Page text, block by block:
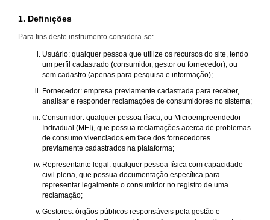
1. Definições
Para fins deste instrumento considera-se:
Usuário: qualquer pessoa que utilize os recursos do site, tendo
um perfil cadastrado (consumidor, gestor ou fornecedor), ou
sem cadastro (apenas para pesquisa e informação);
Fornecedor: empresa previamente cadastrada para receber,
analisar e responder reclamações de consumidores no sistema;
Consumidor: qualquer pessoa física, ou Microempreendedor
Individual (MEI), que possua reclamações acerca de problemas
de consumo vivenciados em face dos fornecedores
previamente cadastrados na plataforma;
Representante legal: qualquer pessoa física com capacidade
civil plena, que possua documentação específica para
representar legalmente o consumidor no registro de uma
reclamação;
Gestores: órgãos públicos responsáveis pela gestão e